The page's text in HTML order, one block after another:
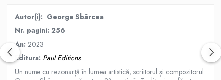
Autor(i): George Sbârcea
Nr. pagini: 256
An: 2023
Editura: Paul Editions
Un nume cu rezonanță în lumea artistică, scriitorul și compozitorul